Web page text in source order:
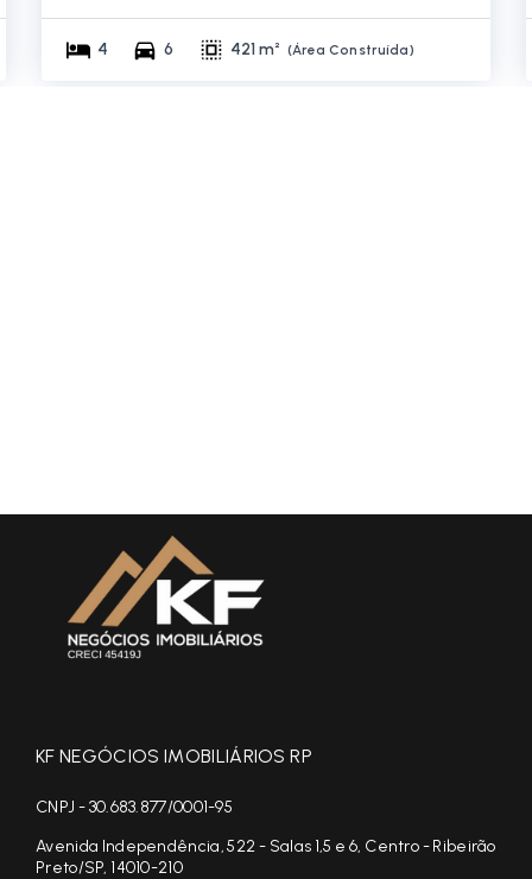
4 6 421 m² (Área Construída)
KF NEGÓCIOS IMOBILIÁRIOS RP
CNPJ - 30.683.877/0001-95
Avenida Independência, 522 - Salas 1,5 e 6, Centro - Ribeirão
Preto/SP, 14010-210